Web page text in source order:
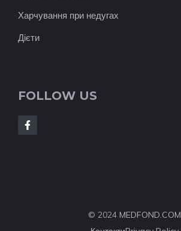
Харчування при недугах
Дієти
FOLLOW US
© 2024 MEDFOND.COM